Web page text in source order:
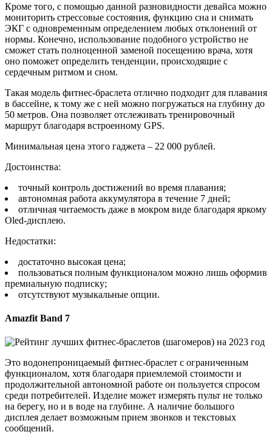
Кроме того, с помощью данной разновидности девайса можно
мониторить стрессовые состояния, функцию сна и снимать
ЭКГ с одновременным определением любых отклонений от
нормы. Конечно, использование подобного устройство не
сможет стать полноценной заменой посещению врача, хотя
оно поможет определить тенденции, происходящие с
сердечным ритмом и сном.
Такая модель фитнес-браслета отлично подходит для плавания
в бассейне, к тому же с ней можно погружаться на глубину до
50 метров. Она позволяет отслеживать тренировочный
маршрут благодаря встроенному GPS.
Минимальная цена этого гаджета – 22 000 рублей.
Достоинства:
точный контроль достижений во время плавания;
автономная работа аккумулятора в течение 7 дней;
отличная читаемость даже в мокром виде благодаря яркому
Oled-дисплею.
Недостатки:
достаточно высокая цена;
пользоваться полным функционалом можно лишь оформив
премиальную подписку;
отсутствуют музыкальные опции.
Amazfit Band 7
Это водонепроницаемый фитнес-браслет с ограниченным
функционалом, хотя благодаря приемлемой стоимости и
продолжительной автономной работе он пользуется спросом
среди потребителей. Изделие может измерять пульт не только
на берегу, но и в воде на глубине. А наличие большого
дисплея делает возможным прием звонков и текстовых
сообщений.